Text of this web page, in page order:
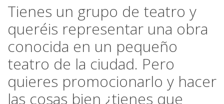
Tienes un grupo de teatro y
queréis representar una obra
conocida en un pequeño
teatro de la ciudad. Pero
quieres promocionarlo y hacer
las cosas bien ¿tienes que